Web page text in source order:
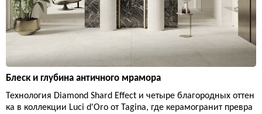
Блеск и глубина античного мрамора
Технология Diamond Shard Effect и четыре благородных оттен
ка в коллекции Luci d'Oro от Tagina, где керамогранит превра